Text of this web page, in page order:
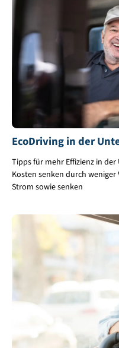
EcoDriving in der
Tipps für mehr Effizienz in
Kosten senken durch
Strom sowie senken